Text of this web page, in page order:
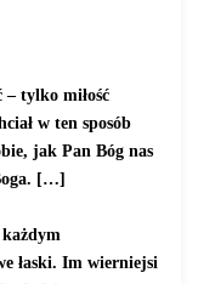
– tylko miłość
w ten sposób
jak Pan Bóg nas
[…]
każdym
łaski. Im wierniejsi